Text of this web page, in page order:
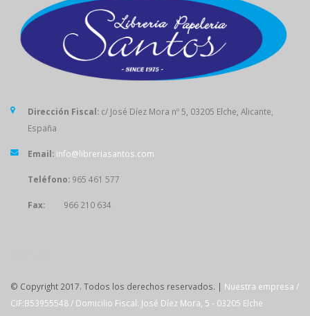
Dirección Fiscal: c/ José Díez Mora nº 5, 03205 Elche, Alicante,
España
Email: info@libreriasantos.com
Teléfono: 965 461 577
Fax: 966 210 634
© Copyright 2017. Todos los derechos reservados. | Nuestra empresa /
CIF:B53955548 / Domicilio Fiscal: José Díez Mora, 5 - 03205 Elche